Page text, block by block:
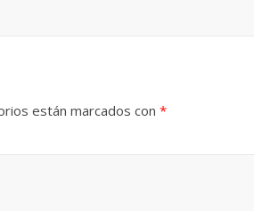
están marcados con *